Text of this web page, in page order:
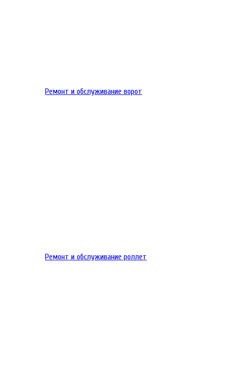
Ремонт и обслуживание ворот
Ремонт и обслуживание роллет